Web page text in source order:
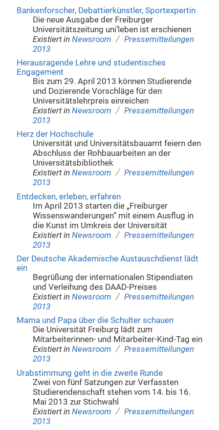
Bankenforscher, Debattierkünstler, Sportexpertin
Die neue Ausgabe der Freiburger
Universitätszeitung uni’leben ist erschienen
Existiert in Newsroom / Pressemitteilungen
2013
Herausragende Lehre und studentisches
Engagement
Bis zum 29. April 2013 können Studierende
und Dozierende Vorschläge für den
Universitätslehrpreis einreichen
Existiert in Newsroom / Pressemitteilungen
2013
Herz der Hochschule
Universität und Universitätsbauamt feiern den
Abschluss der Rohbauarbeiten an der
Universitätsbibliothek
Existiert in Newsroom / Pressemitteilungen
2013
Entdecken, erleben, erfahren
Im April 2013 starten die „Freiburger
Wissenswanderungen“ mit einem Ausflug in
die Kunst im Umkreis der Universität
Existiert in Newsroom / Pressemitteilungen
2013
Der Deutsche Akademische Austauschdienst lädt
ein
Begrüßung der internationalen Stipendiaten
und Verleihung des DAAD-Preises
Existiert in Newsroom / Pressemitteilungen
2013
Mama und Papa über die Schulter schauen
Die Universität Freiburg lädt zum
Mitarbeiterinnen- und Mitarbeiter-Kind-Tag ein
Existiert in Newsroom / Pressemitteilungen
2013
Urabstimmung geht in die zweite Runde
Zwei von fünf Satzungen zur Verfassten
Studierendenschaft stehen vom 14. bis 16.
Mai 2013 zur Stichwahl
Existiert in Newsroom / Pressemitteilungen
2013